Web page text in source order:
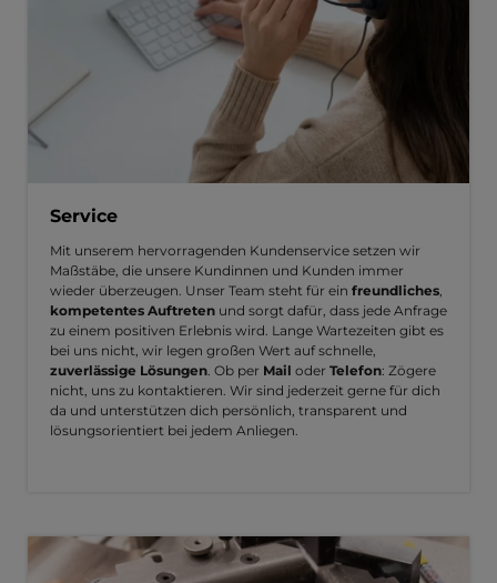
Service
Mit unserem hervorragenden Kundenservice setzen wir
Maßstäbe, die unsere Kundinnen und Kunden immer
wieder überzeugen. Unser Team steht für ein freundliches,
kompetentes Auftreten und sorgt dafür, dass jede Anfrage
zu einem positiven Erlebnis wird. Lange Wartezeiten gibt es
bei uns nicht, wir legen großen Wert auf schnelle,
zuverlässige Lösungen. Ob per Mail oder Telefon: Zögere
nicht, uns zu kontaktieren. Wir sind jederzeit gerne für dich
da und unterstützen dich persönlich, transparent und
lösungsorientiert bei jedem Anliegen.